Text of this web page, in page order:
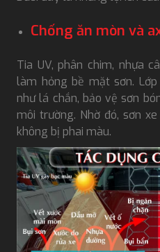
Chống ăn mòn và
Tia UV, phân chim, nhựa
làm hỏng bề mặt sơn.
như lá chắn, bảo vệ sơn
môi trường. Nhờ đó, sơn
không bị phai màu.